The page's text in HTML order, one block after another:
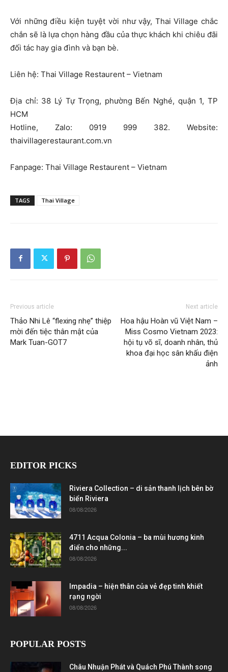
Với những điều kiện tuyệt vời như vậy, Thai Village chắc
chắn sẽ là lựa chọn hàng đầu của thực khách khi chiêu đãi
đối tác hay gia đình và bạn bè.
Liên hệ: Thai Village Restaurent – Vietnam
Địa chỉ: 38 Lý Tự Trọng, phường Bến Nghé, quận 1, TP
HCM
Hotline, Zalo: 0919 999 382. Website:
thaivillagerestaurant.com.vn
Fanpage: Thai Village Restaurent – Vietnam
TAGS Thai Village
Previous article
Thảo Nhi Lê “flexing nhẹ” thiệp
mời đến tiệc thân mật của
Mark Tuan-GOT7
Next article
Hoa hậu Hoàn vũ Việt Nam –
Miss Cosmo Vietnam 2023:
hội tụ võ sĩ, doanh nhân, thủ
khoa đại học sân khấu điện
ảnh
EDITOR PICKS
Riviera Collection – di sản thanh lịch bên bờ
biển Riviera
08/08/2026
4711 Acqua Colonia – ba mùi hương kinh
điển cho những...
08/08/2026
Impadia – hiện thân của vẻ đẹp tinh khiết
rạng ngời
08/08/2026
POPULAR POSTS
Châu Nhuận Phát và Quách Phú Thành song